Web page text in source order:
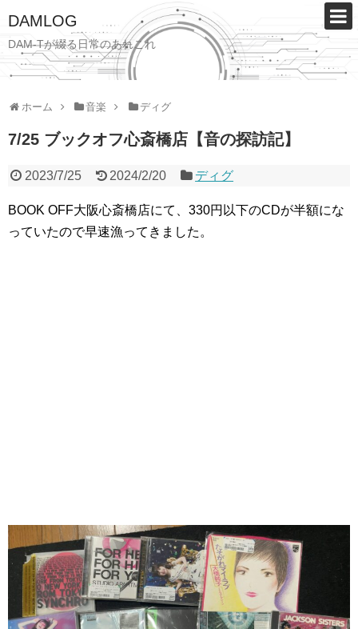
DAMLOG
DAM-Tが綴る日常のあれこれ
ホーム 音楽 ディグ
7/25 ブックオフ心斎橋店【音の探訪記】
2023/7/25 2024/2/20 ディグ
BOOK OFF大阪心斎橋店にて、330円以下のCDが半額にな
っていたので早速漁ってきました。